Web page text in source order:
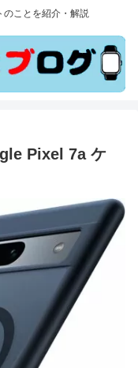
のことを紹介・解説
Pixel 7a ケ